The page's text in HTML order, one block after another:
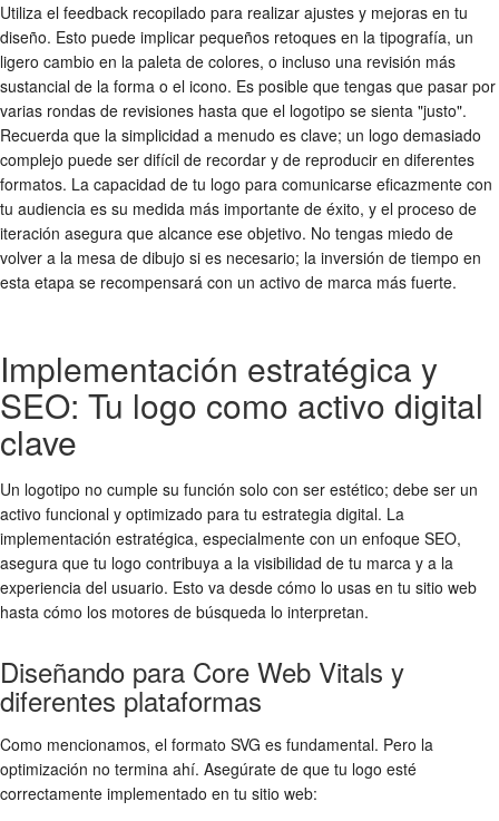
Utiliza el feedback recopilado para realizar ajustes y mejoras en tu
diseño. Esto puede implicar pequeños retoques en la tipografía, un
ligero cambio en la paleta de colores, o incluso una revisión más
sustancial de la forma o el icono. Es posible que tengas que pasar por
varias rondas de revisiones hasta que el logotipo se sienta "justo".
Recuerda que la simplicidad a menudo es clave; un logo demasiado
complejo puede ser difícil de recordar y de reproducir en diferentes
formatos. La capacidad de tu logo para comunicarse eficazmente con
tu audiencia es su medida más importante de éxito, y el proceso de
iteración asegura que alcance ese objetivo. No tengas miedo de
volver a la mesa de dibujo si es necesario; la inversión de tiempo en
esta etapa se recompensará con un activo de marca más fuerte.
Implementación estratégica y
SEO: Tu logo como activo digital
clave
Un logotipo no cumple su función solo con ser estético; debe ser un
activo funcional y optimizado para tu estrategia digital. La
implementación estratégica, especialmente con un enfoque SEO,
asegura que tu logo contribuya a la visibilidad de tu marca y a la
experiencia del usuario. Esto va desde cómo lo usas en tu sitio web
hasta cómo los motores de búsqueda lo interpretan.
Diseñando para Core Web Vitals y
diferentes plataformas
Como mencionamos, el formato SVG es fundamental. Pero la
optimización no termina ahí. Asegúrate de que tu logo esté
correctamente implementado en tu sitio web: